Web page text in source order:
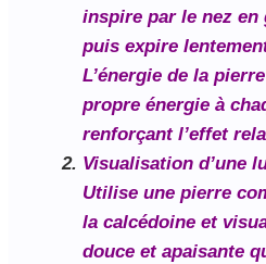
inspire par le nez
puis expire
L’énergie de la
propre énergie à
renforçant l’effet
Visualisation d’une
Utilise une pierre
la calcédoine et
douce et apaisante